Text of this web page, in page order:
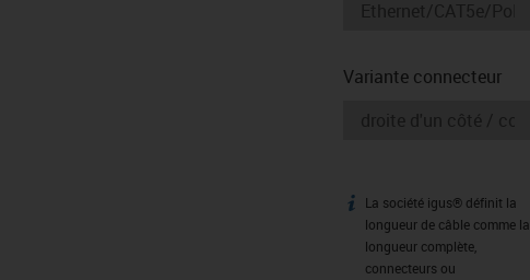
Variante connecteur
igus-icon-info
La société igus® définit la
longueur de câble comme la
longueur complète,
connecteurs ou